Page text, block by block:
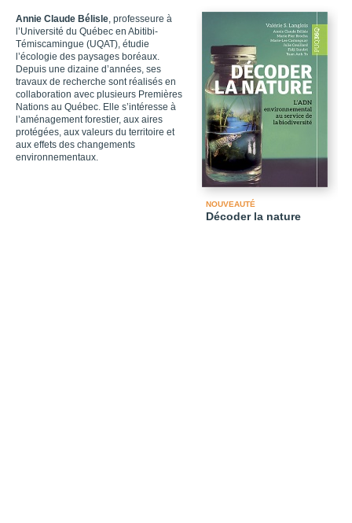
Annie Claude Bélisle, professeure à
l’Université du Québec en Abitibi-
Témiscamingue (UQAT), étudie
l’écologie des paysages boréaux.
Depuis une dizaine d’années, ses
travaux de recherche sont réalisés en
collaboration avec plusieurs Premières
Nations au Québec. Elle s’intéresse à
l’aménagement forestier, aux aires
protégées, aux valeurs du territoire et
aux effets des changements
environnementaux.
NOUVEAUTÉ
Décoder la nature